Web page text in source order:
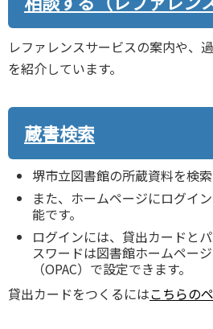
レファレンスサービスの案内や、
を紹介しています。
蔵書検索
堺市立図書館の所蔵資料を検
また、ホームページにログイ
能です。
ログインには、貸出カードと
スワードは図書館ホームペー
（OPAC）で設定できます。
貸出カードをつくるにはこちらの